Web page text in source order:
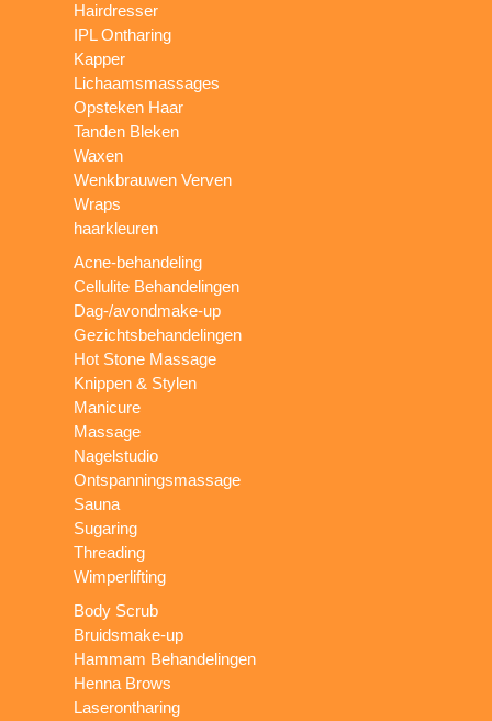
Hairdresser
IPL Ontharing
Kapper
Lichaamsmassages
Opsteken Haar
Tanden Bleken
Waxen
Wenkbrauwen Verven
Wraps
haarkleuren
Acne-behandeling
Cellulite Behandelingen
Dag-/avondmake-up
Gezichtsbehandelingen
Hot Stone Massage
Knippen & Stylen
Manicure
Massage
Nagelstudio
Ontspanningsmassage
Sauna
Sugaring
Threading
Wimperlifting
Body Scrub
Bruidsmake-up
Hammam Behandelingen
Henna Brows
Laserontharing